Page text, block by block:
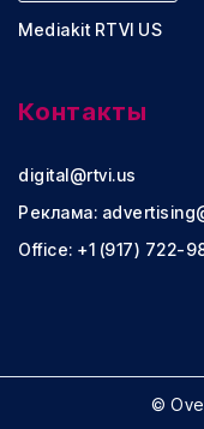
Mediakit RTVI US
Контакты
digital@rtvi.us
Реклама:
Office: +1 (917) 722-
©